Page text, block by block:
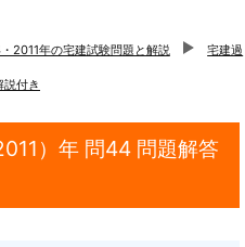
2011年の宅建試験問題と解説 宅建過
付き
）年 問44 問題解答